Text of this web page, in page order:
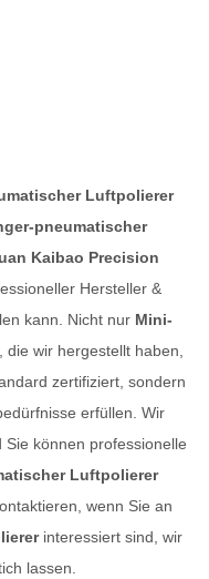
Luftpolierer
pneumatischer
Kaibao Precision
Hersteller &
kann. Nicht nur Mini-
, die wir hergestellt haben,
zertifiziert, sondern
erfüllen. Wir
können professionelle
Luftpolierer
wenn Sie an
interessiert sind, wir
lassen.